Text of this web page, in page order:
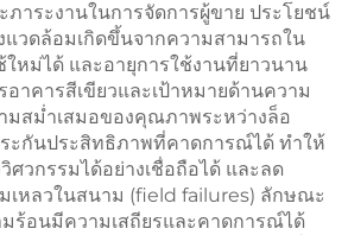
าระงานในการจัดการผู้ขาย ประโยชน์
วดล้อมเกิดขึ้นจากความสามารถใน
หม่ได้ และอายุการใช้งานที่ยาวนาน
าคารสีเขียวและเป้าหมายด้านความ
มสม่ำเสมอของคุณภาพระหว่างล็อ
ะกันประสิทธิภาพที่คาดการณ์ได้ ทำให้
วกรรมได้อย่างเชื่อถือได้ และลด
เหลวในสนาม (field failures) ลักษณะ
ร้อนมีความเสถียรและคาดการณ์ได้